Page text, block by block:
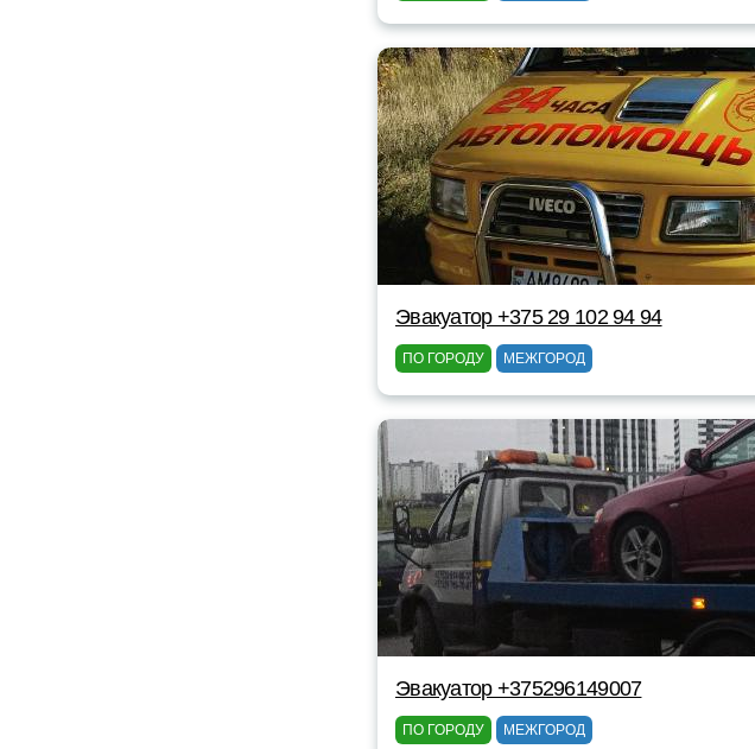
Эвакуатор +375 29 102 94 94
ПО ГОРОДУ МЕЖГОРОД
Эвакуатор +375296149007
ПО ГОРОДУ МЕЖГОРОД